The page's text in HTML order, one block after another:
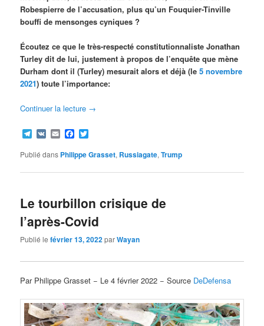
Robespierre de l’accusation, plus qu’un Fouquier-Tinville
bouffi de mensonges cyniques ?
Écoutez ce que le très-respecté constitutionnaliste Jonathan
Turley dit de lui, justement à propos de l’enquête que mène
Durham dont il (Turley) mesurait alors et déjà (le5 novembre
2021) toute l’importance:
Continuer la lecture →
Telegram
VK EmailFacebook
Publié dans Philippe Grasset, Russiagate,Trump
Le tourbillon crisique de
l’après-Covid
Publié lefévrier 13, 2022parWayan
Par Philippe Grasset − Le 4 février 2022 − Source DeDefensa